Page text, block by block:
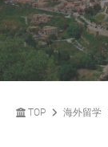
TOP 海外留学